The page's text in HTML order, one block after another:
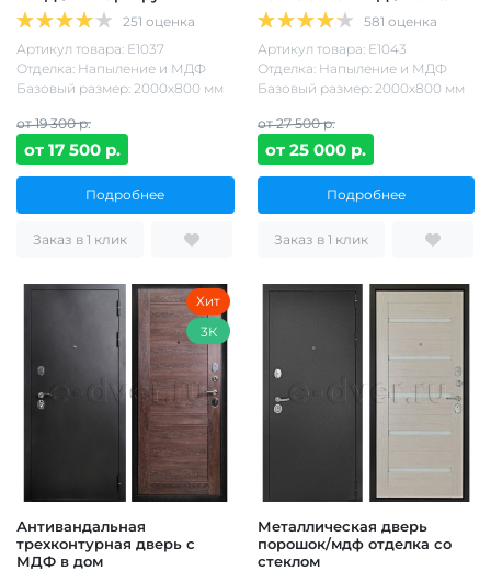
251 оценка
Артикул товара: Е1037
Отделка: Напыление и МДФ
Базовый размер: 2000х800 мм
от 19 300 р.
от 17 500 р.
Подробнее
Заказ в 1 клик
581 оценка
Артикул товара: Е1043
Отделка: Напыление и МДФ
Базовый размер: 2000х800 мм
от 27 500 р.
от 25 000 р.
Подробнее
Заказ в 1 клик
Хит
3К
Антивандальная
трехконтурная дверь с
МДФ в дом
Металлическая дверь
порошок/мдф отделка со
стеклом